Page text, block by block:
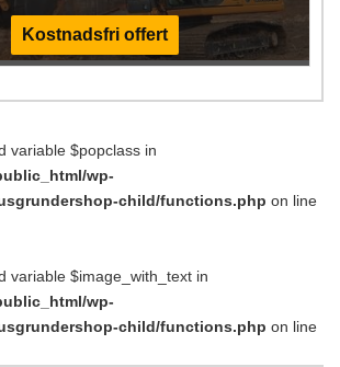
Kostnadsfri offert
variable $popclass in
wp-
child/functions.php on line
variable $image_with_text in
wp-
child/functions.php on line